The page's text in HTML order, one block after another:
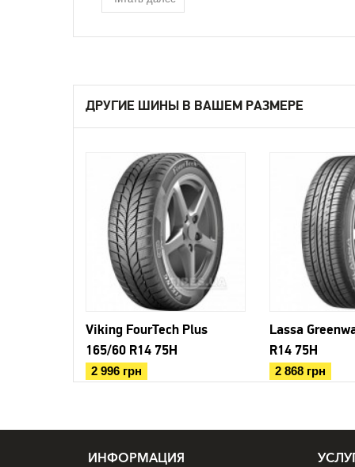
ДРУГИЕ ШИНЫ В ВАШЕМ РАЗМЕРЕ
Viking FourTech Plus
165/60 R14 75H
2 996 грн
Lassa
R14 75H
2 868 грн
ИНФОРМАЦИЯ